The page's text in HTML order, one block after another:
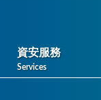
資安服務
Services